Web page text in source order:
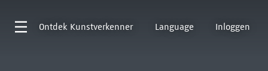
Ontdek Kunstverkenner Language Inloggen